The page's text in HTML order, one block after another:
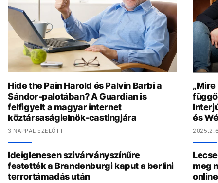
Hide the Pain Harold és Palvin Barbi a
Sándor-palotában? A Guardian is
felfigyelt a magyar internet
köztársaságielnök-castingjára
3 NAPPAL EZELŐTT
Ideiglenesen szivárványszínűre
festették a Brandenburgi kaput a berlini
terrortámadás után
és
meg